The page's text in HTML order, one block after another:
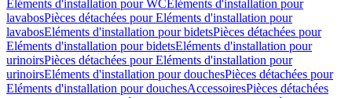
Eléments d'installation pour WCEléments d'installation pour
lavabosPièces détachées pour Eléments d'installation pour
lavabosEléments d'installation pour bidetsPièces détachées pour
Eléments d'installation pour bidetsEléments d'installation pour
urinoirsPièces détachées pour Eléments d'installation pour
urinoirsEléments d'installation pour douchesPièces détachées pour
Eléments d'installation pour douchesAccessoiresPièces détachées